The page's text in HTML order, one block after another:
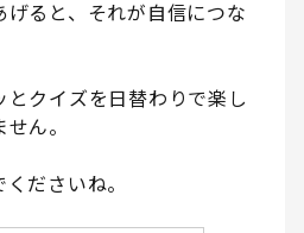
ると、それが自信につな
クイズを日替わりで楽し
ん。
ださいね。